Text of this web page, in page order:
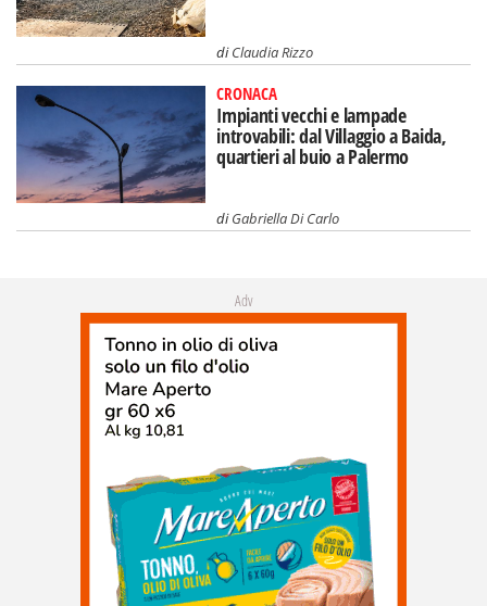
diClaudia Rizzo
CRONACA
Impianti vecchi e lampade
introvabili: dal Villaggio a Baida,
quartieri al buio a Palermo
diGabriella Di Carlo
Adv